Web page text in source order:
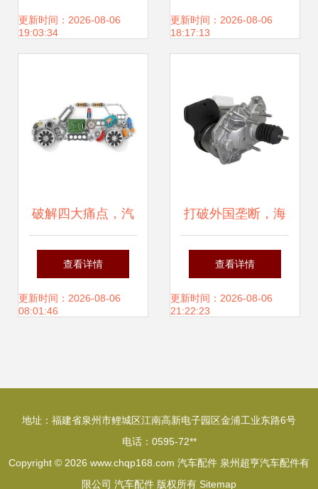
与选购指南
更新时间：2026-08-06
19:03:34
橡胶制品的应用与
更新时间：2026-08-06
18:17:13
破解四大痛点，汽
车零部件企业如何
实现弯道超车
查看详情
更新时间：2026-08-06
08:01:46
打破外国垄断，海
之博电子深耕汽车
制动系统核心零部
查看详情
更新时间：2026-08-06
21:22:23
地址：福建省泉州市鲤城区江南高新电子园区金浦工业东路6号
电话：0595-72**
Copyright © 2026 www.chqp168.com 汽车配件 泉州超亨汽车配件有
限公司 汽车配件 版权所有 Sitemap